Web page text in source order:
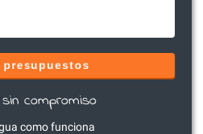
presupuestos
compromiso
como funciona